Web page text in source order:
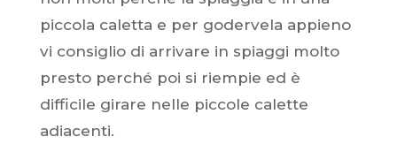
piccola caletta e per godervela appieno
vi consiglio di arrivare in spiaggi molto
presto perché poi si riempie ed è
difficile girare nelle piccole calette
adiacenti.